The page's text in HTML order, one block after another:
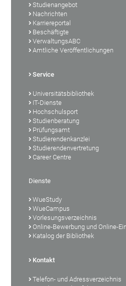
Studienangebot
Nachrichten
Karriereportal
Beschäftigte
VerwaltungsABC
Amtliche Veröffentlichungen
Service
Universitätsbibliothek
IT-Dienste
Hochschulsport
Studienberatung
Prüfungsamt
Studierendenkanzlei
Studierendenvertretung
Career Centre
Dienste
WueStudy
WueCampus
Vorlesungsverzeichnis
Online-Bewerbung und Online-
Katalog der Bibliothek
Kontakt
Telefon- und Adressverzeichnis